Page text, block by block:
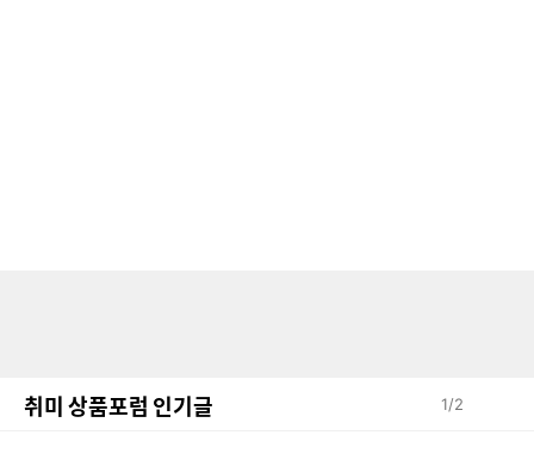
취미 상품포럼 인기글 1/2